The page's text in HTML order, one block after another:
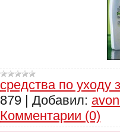
средства по уходу
879 | Добавил:
Комментарии (0)